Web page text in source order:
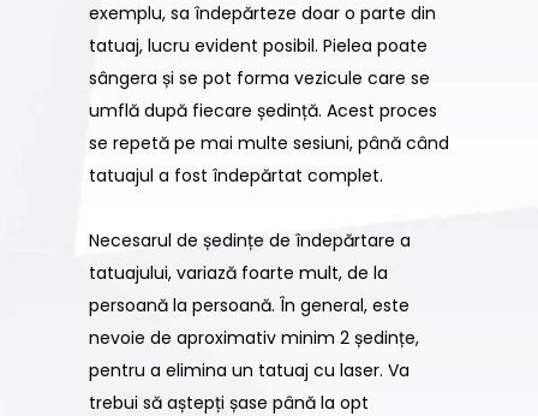
exemplu, sa îndepărteze doar o parte din
tatuaj, lucru evident posibil. Pielea poate
sângera și se pot forma vezicule care se
umflă după fiecare ședință. Acest proces
se repetă pe mai multe sesiuni, până când
tatuajul a fost îndepărtat complet.
Necesarul de ședințe de îndepărtare a
tatuajului, variază foarte mult, de la
persoană la persoană. În general, este
nevoie de aproximativ minim 2 ședințe,
pentru a elimina un tatuaj cu laser. Va
trebui să aștepți șase până la opt